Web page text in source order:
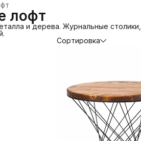
лофт
и дерева. Журнальные
Сортировка